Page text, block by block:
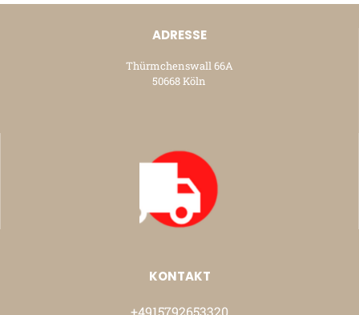
ADRESSE
Thürmchenswall 66A
50668 Köln
KONTAKT
+4915792653320